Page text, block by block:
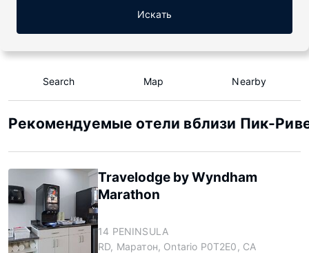
Искать
Search Map Nearby
Рекомендуемые отели вблизи Пик-
Travelodge by Wyndham
Marathon
14 PENINSULA
RD, Маратон, Ontario P0T2E0, CA